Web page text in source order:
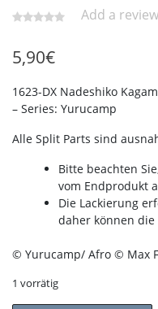
Add a
5,90€
1623-DX Nadeshiko
– Series: Yurucamp
Alle Split Parts sind
Bitte beachten
vom Endprodukt
Die Lackierung
daher können
© Yurucamp/ Afro © Max
1 vorrätig